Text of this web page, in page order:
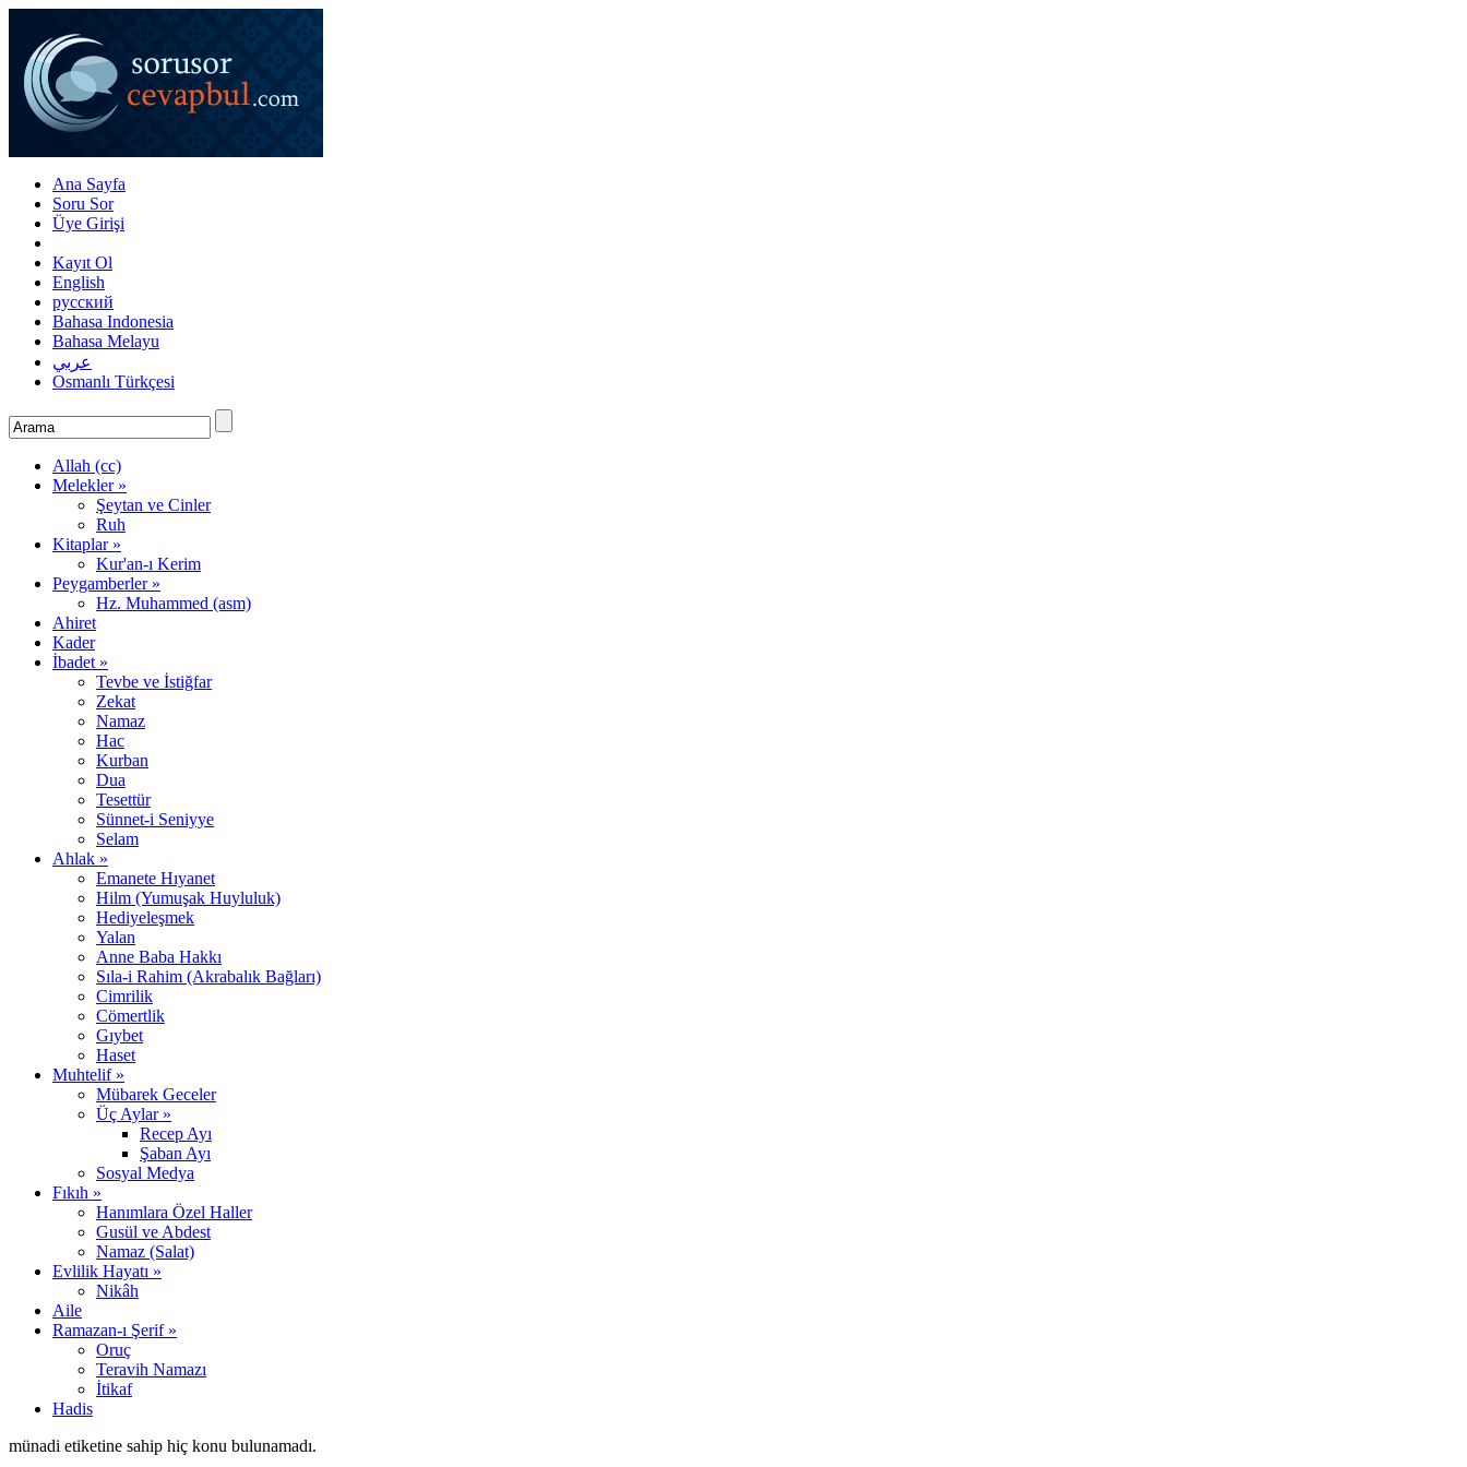
Ana Sayfa
Soru Sor
Üye Girişi
Kayıt Ol
English
русский
Bahasa Indonesia
Bahasa Melayu
عربي
Osmanlı Türkçesi
Allah (cc)
Melekler »
Şeytan ve Cinler
Ruh
Kitaplar »
Kur'an-ı Kerim
Peygamberler »
Hz. Muhammed (asm)
Ahiret
Kader
İbadet »
Tevbe ve İstiğfar
Zekat
Namaz
Hac
Kurban
Dua
Tesettür
Sünnet-i Seniyye
Selam
Ahlak »
Emanete Hıyanet
Hilm (Yumuşak Huyluluk)
Hediyeleşmek
Yalan
Anne Baba Hakkı
Sıla-i Rahim (Akrabalık Bağları)
Cimrilik
Cömertlik
Gıybet
Haset
Muhtelif »
Mübarek Geceler
Üç Aylar »
Recep Ayı
Şaban Ayı
Sosyal Medya
Fıkıh »
Hanımlara Özel Haller
Gusül ve Abdest
Namaz (Salat)
Evlilik Hayatı »
Nikâh
Aile
Ramazan-ı Şerif »
Oruç
Teravih Namazı
İtikaf
Hadis
münadi etiketine sahip hiç konu bulunamadı.